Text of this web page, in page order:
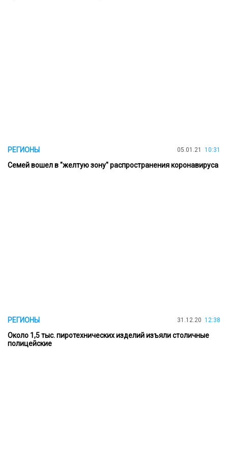
РЕГИОНЫ 05.01.21 10:31
Семей вошел в "желтую зону" распространения коронавируса
РЕГИОНЫ 31.12.20 12:38
Около 1,5 тыс. пиротехнических изделий изъяли столичные
полицейские